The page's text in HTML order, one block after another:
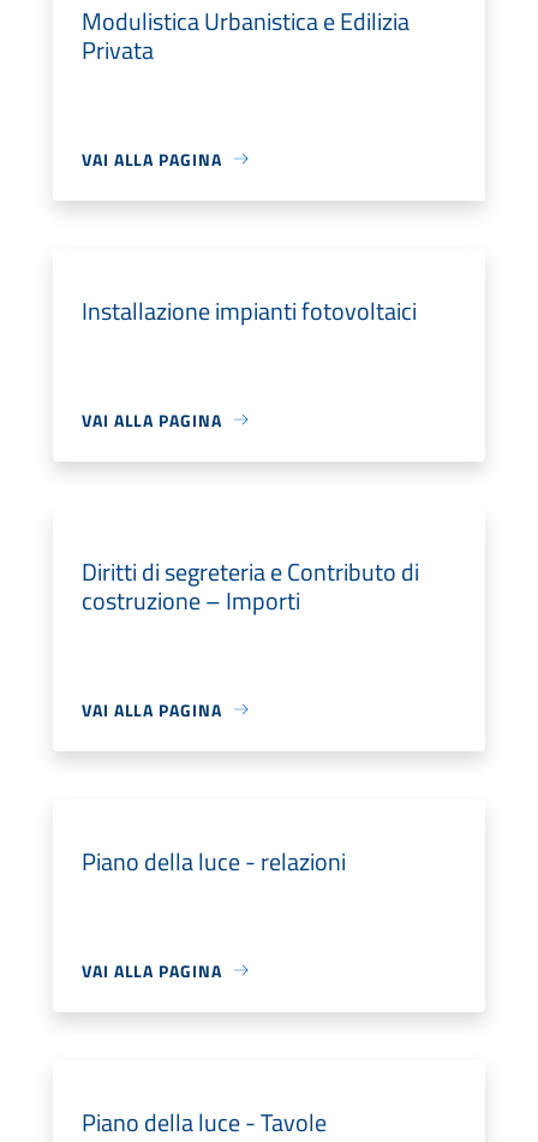
Modulistica Urbanistica e Edilizia
Privata
VAI ALLA PAGINA
Installazione impianti fotovoltaici
VAI ALLA PAGINA
Diritti di segreteria e Contributo di
costruzione – Importi
VAI ALLA PAGINA
Piano della luce - relazioni
VAI ALLA PAGINA
Piano della luce - Tavole